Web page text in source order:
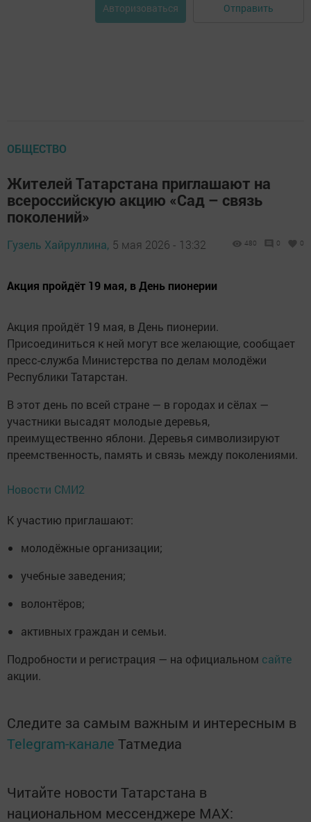
Авторизоваться Отправить
ОБЩЕСТВО
Жителей Татарстана приглашают на
всероссийскую акцию «Сад – связь
поколений»
Гузель Хайруллина, 5 мая 2026 - 13:32 480 0 0
Акция пройдёт 19 мая, в День пионерии
Акция пройдёт 19 мая, в День пионерии.
Присоединиться к ней могут все желающие, сообщает
пресс-служба Министерства по делам молодёжи
Республики Татарстан.
В этот день по всей стране — в городах и сёлах —
участники высадят молодые деревья,
преимущественно яблони. Деревья символизируют
преемственность, память и связь между поколениями.
Новости СМИ2
К участию приглашают:
молодёжные организации;
учебные заведения;
волонтёров;
активных граждан и семьи.
Подробности и регистрация — на официальном сайте
акции.
Следите за самым важным и интересным в
Telegram-канале Татмедиа
Читайте новости Татарстана в
национальном мессенджере MАХ: